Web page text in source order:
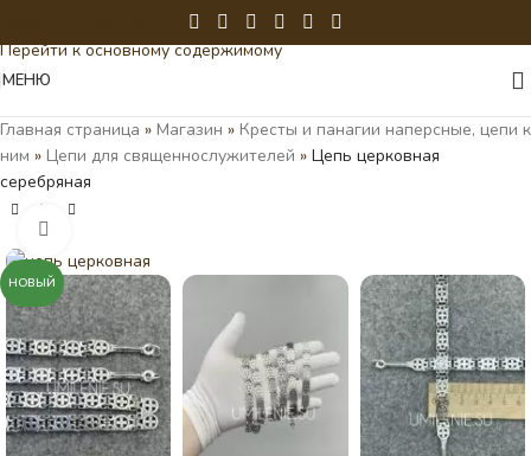
Перейти к основному содержимому
МЕНЮ
Главная страница » Магазин » Кресты и панагии наперсные, цепи к
ним » Цепи для священнослужителей » Цепь церковная
серебряная
НОВЫЙ